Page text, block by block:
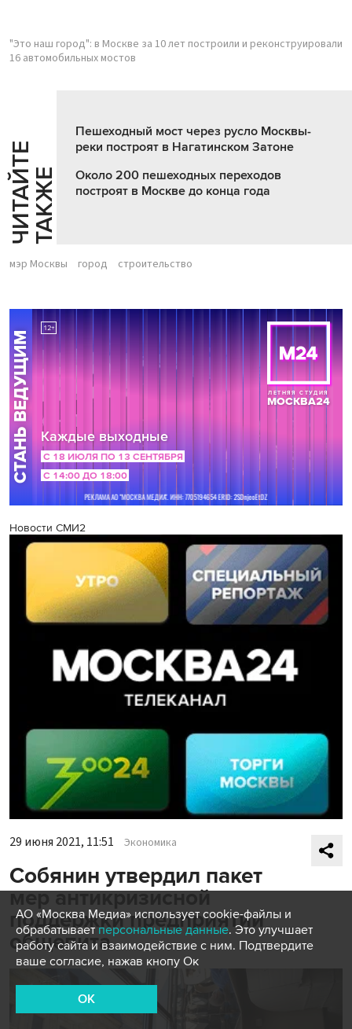
"Это наш город": в Москве за 10 лет построили и реконструировали
16 автомобильных мостов
Ч
И
Т
АЙ
Т
Е
Т
А
К
ЖЕ
Пешеходный мост через русло Москвы-
реки построят в Нагатинском Затоне
Около 200 пешеходных переходов
построят в Москве до конца года
мэр Москвы город строительство
Новости СМИ2
29 июня 2021, 11:51 Экономика
Собянин утвердил пакет
мер антикризисной
поддержки предприятий
общепита
АО «Москва Медиа» использует cookie-файлы и
обрабатывает персональные данные. Это улучшает
работу сайта и взаимодействие с ним. Подтвердите
ваше согласие, нажав кнопу Ок
OK